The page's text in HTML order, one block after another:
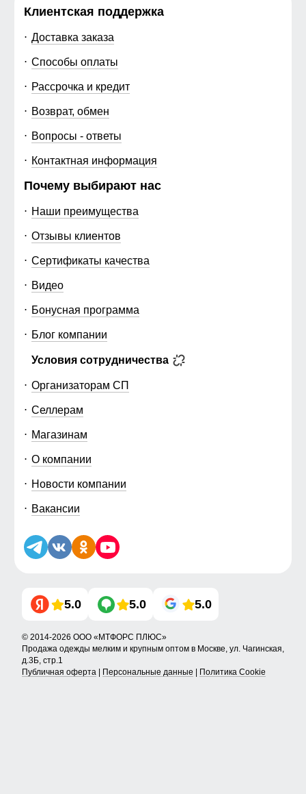
Клиентская поддержка
Доставка заказа
Способы оплаты
Рассрочка и кредит
Возврат, обмен
Вопросы - ответы
Контактная информация
Почему выбирают нас
Наши преимущества
Отзывы клиентов
Сертификаты качества
Видео
Бонусная программа
Блог компании
Условия сотрудничества
Организаторам СП
Селлерам
Магазинам
О компании
Новости компании
Вакансии
5.0 5.0 5.0
© 2014-2026 ООО «МТФОРС ПЛЮС»
Продажа одежды мелким и крупным оптом в Москве, ул. Чагинская,
д.3Б, стр.1
Публичная оферта| Персональные данные Политика Cookie